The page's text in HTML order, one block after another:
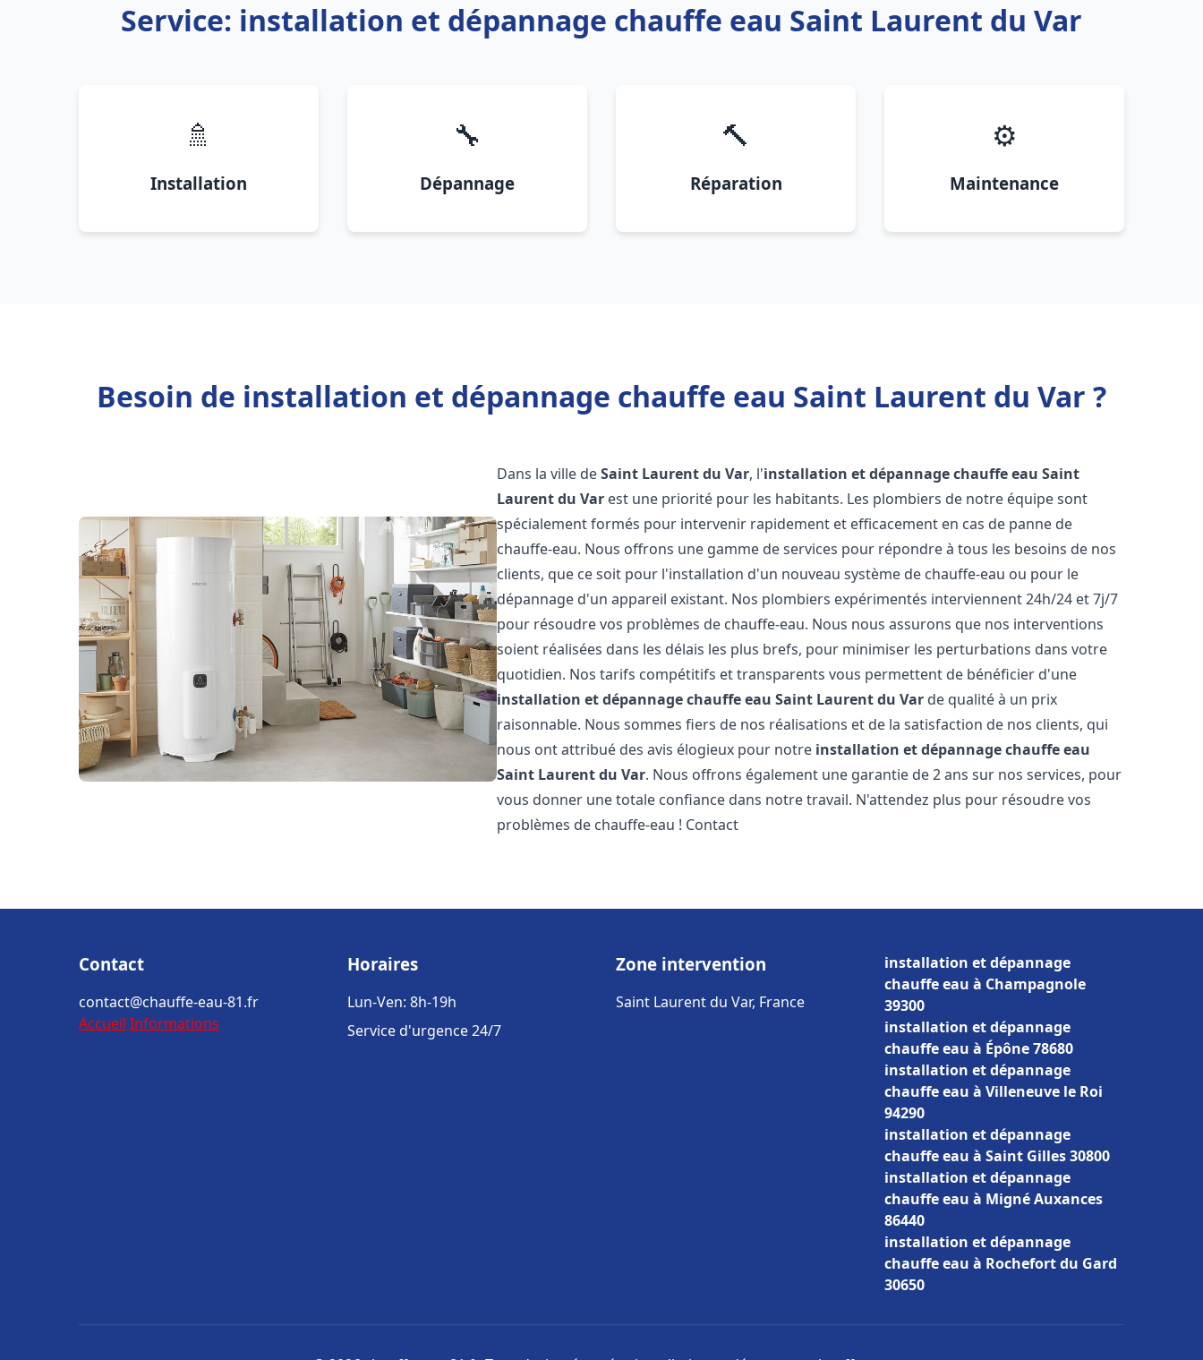
Service: installation et dépannage chauffe eau Saint Laurent du Var
🚿
Installation
🔧
Dépannage
🔨
Réparation
⚙️
Maintenance
Besoin de installation et dépannage chauffe eau Saint Laurent du Var ?
Dans la ville deSaint Laurent du Var, l'installation et dépannage chauffe eau Saint
Laurent du Var est une priorité pour les habitants. Les plombiers de notre équipe sont
spécialement formés pour intervenir rapidement et efficacement en cas de panne de
chauffe-eau. Nous offrons une gamme de services pour répondre à tous les besoins de nos
clients, que ce soit pour l'installation d'un nouveau système de chauffe-eau ou pour le
dépannage d'un appareil existant. Nos plombiers expérimentés interviennent 24h/24 et 7j/7
pour résoudre vos problèmes de chauffe-eau. Nous nous assurons que nos interventions
soient réalisées dans les délais les plus brefs, pour minimiser les perturbations dans votre
quotidien. Nos tarifs compétitifs et transparents vous permettent de bénéficier d'une
installation et dépannage chauffe eau Saint Laurent du Var de qualité à un prix
raisonnable. Nous sommes fiers de nos réalisations et de la satisfaction de nos clients, qui
nous ont attribué des avis élogieux pour notre installation et dépannage chauffe eau
Saint Laurent du Var. Nous offrons également une garantie de 2 ans sur nos services, pour
vous donner une totale confiance dans notre travail. N'attendez plus pour résoudre vos
problèmes de chauffe-eau ! Contact
Contact
contact@chauffe-eau-81.fr
Accueil Informations
Horaires
Lun-Ven: 8h-19h
Service d'urgence 24/7
Zone intervention
Saint Laurent du Var, France
installation et dépannage
chauffe eau à Champagnole
39300
installation et dépannage
chauffe eau à Épône 78680
installation et dépannage
chauffe eau à Villeneuve le Roi
94290
installation et dépannage
chauffe eau à Saint Gilles 30800
installation et dépannage
chauffe eau à Migné Auxances
86440
installation et dépannage
chauffe eau à Rochefort du Gard
30650